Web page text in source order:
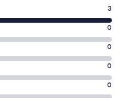
3
0
0
0
0